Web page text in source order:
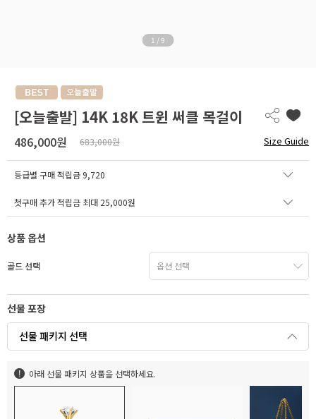
1 /9
[오늘출발] 14K 18K 트윈 써클 목걸이
486,000원 683,000원 Size Guide
등급별 구매 적립금 9,720
첫구매 추가 적립금 최대 25,000원
상품 옵션
골드 선택
선물 포장
선물 패키지 선택
아래 선물 패키지 상품을 선택하세요.